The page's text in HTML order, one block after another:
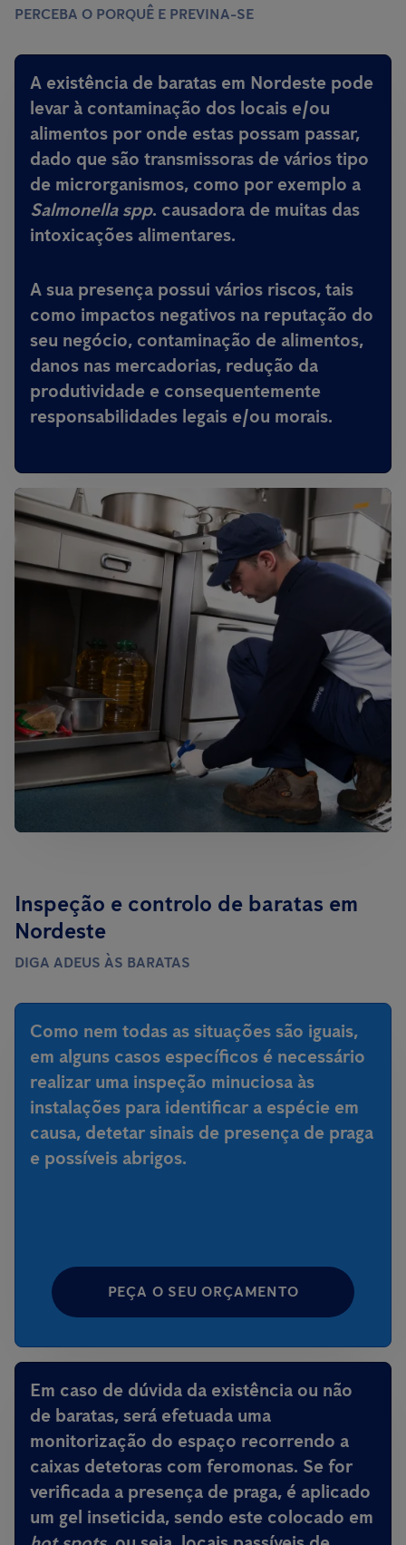
PERCEBA O PORQUÊ E PREVINA-SE
A existência de baratas em Nordeste pode
levar à contaminação dos locais e/ou
alimentos por onde estas possam passar,
dado que são transmissoras de vários tipo
de microrganismos, como por exemplo a
Salmonella spp. causadora de muitas das
intoxicações alimentares.
A sua presença possui vários riscos, tais
como impactos negativos na reputação do
seu negócio, contaminação de alimentos,
danos nas mercadorias, redução da
produtividade e consequentemente
responsabilidades legais e/ou morais.
Inspeção e controlo de baratas em
Nordeste
DIGA ADEUS ÀS BARATAS
Como nem todas as situações são iguais,
em alguns casos específicos é necessário
realizar uma inspeção minuciosa às
instalações para identificar a espécie em
causa, detetar sinais de presença de praga
e possíveis abrigos.
PEÇA O SEU ORÇAMENTO
Em caso de dúvida da existência ou não
de baratas, será efetuada uma
monitorização do espaço recorrendo a
caixas detetoras com feromonas. Se for
verificada a presença de praga, é aplicado
um gel inseticida, sendo este colocado em